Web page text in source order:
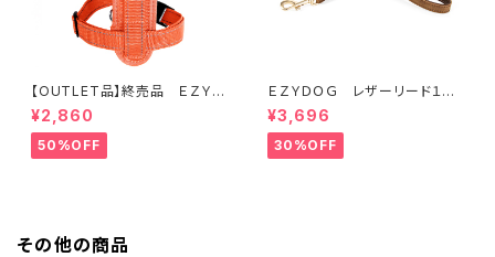
【OUTLET品】終売品 ＥＺＹＤ
¥2,860
50%OFF
ＥＺＹＤＯＧ レザーリード１０６
ｃｍ（全2色）
¥3,696
30%OFF
その他の商品